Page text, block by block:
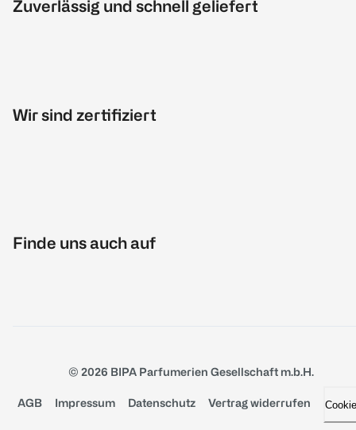
Zuverlässig und schnell geliefert
Wir sind zertifiziert
Finde uns auch auf
© 2026 BIPA Parfumerien Gesellschaft m.b.H.
AGB Impressum Datenschutz Vertrag widerrufen